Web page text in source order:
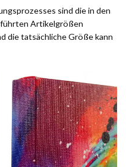
sind die in den
Artikelgrößen
die tatsächliche Größe kann